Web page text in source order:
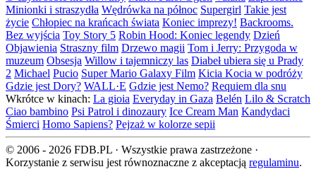
Minionki i straszydła Wędrówka na północ Supergirl Takie jest
życie Chłopiec na krańcach świata Koniec imprezy! Backrooms.
Bez wyjścia Toy Story 5 Robin Hood: Koniec legendy Dzień
Objawienia Straszny film Drzewo magii Tom i Jerry: Przygoda w
muzeum Obsesja Willow i tajemniczy las Diabeł ubiera się u Prady
2 Michael Pucio Super Mario Galaxy Film Kicia Kocia w podróży
Gdzie jest Dory? WALL·E Gdzie jest Nemo? Requiem dla snu
Wkrótce w kinach: La gioia Everyday in Gaza Belén Lilo & Scratch
Ciao bambino Psi Patrol i dinozaury Ice Cream Man Kandydaci
Śmierci Homo Sapiens? Pejzaż w kolorze sepii
© 2006 - 2026 FDB.PL · Wszystkie prawa zastrzeżone ·
Korzystanie z serwisu jest równoznaczne z akceptacją regulaminu.